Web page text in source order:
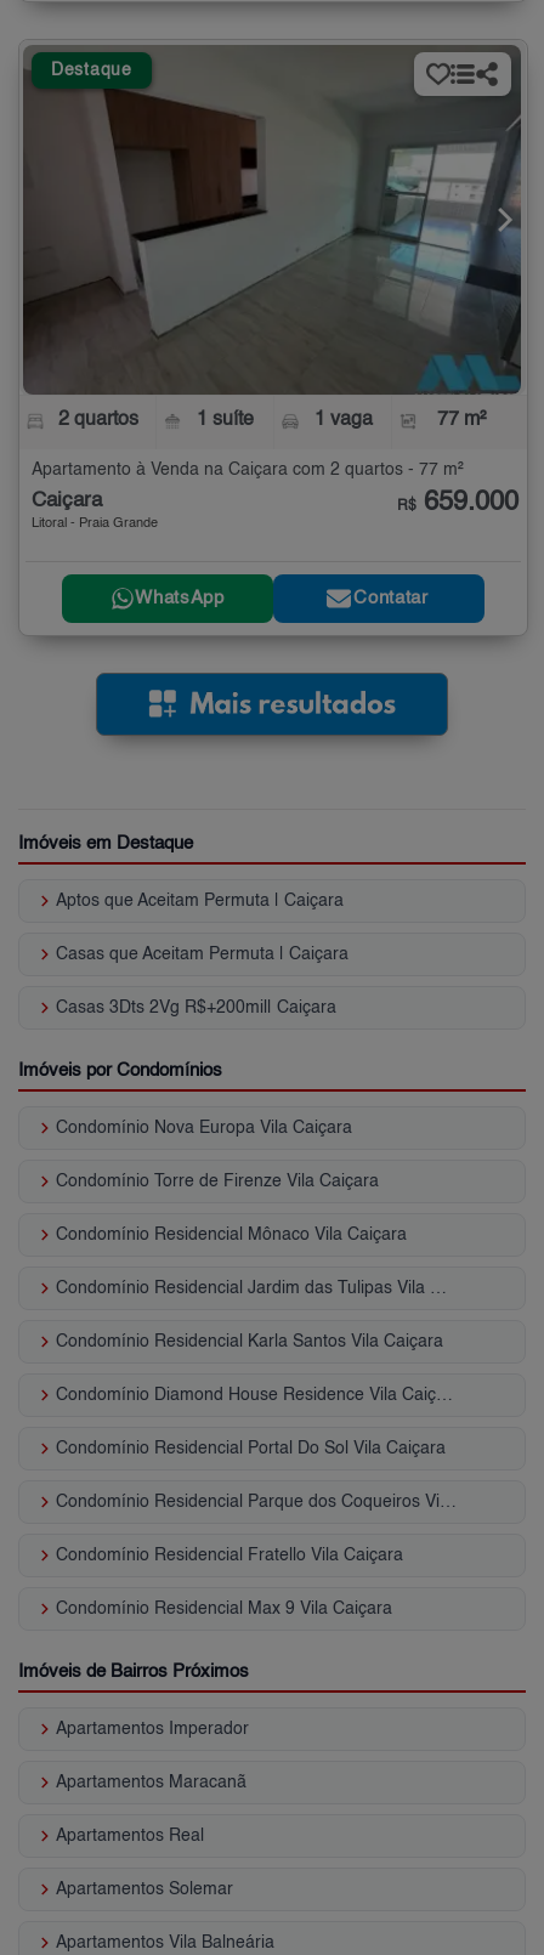
Destaque
2 quartos 1 suíte 1 vaga 77 m²
Apartamento à Venda na Caiçara com 2 quartos - 77 m²
Caiçara
Litoral - Praia Grande
R$ 659.000
WhatsApp Contatar
Imóveis em Destaque
keyboard_arrow_right Aptos que Aceitam Permuta | Caiçara
keyboard_arrow_right Casas que Aceitam Permuta | Caiçara
keyboard_arrow_right Casas 3Dts 2Vg R$+200mil| Caiçara
Imóveis por Condomínios
keyboard_arrow_right Condomínio Nova Europa Vila Caiçara
keyboard_arrow_right Condomínio Torre de Firenze Vila Caiçara
keyboard_arrow_right Condomínio Residencial Mônaco Vila Caiçara
keyboard_arrow_right Condomínio Residencial Jardim das Tulipas Vila Caiçara
keyboard_arrow_right Condomínio Residencial Karla Santos Vila Caiçara
keyboard_arrow_right Condomínio Diamond House Residence Vila Caiçara
keyboard_arrow_right Condomínio Residencial Portal Do Sol Vila Caiçara
keyboard_arrow_right Condomínio Residencial Parque dos Coqueiros Vila Caiçara
keyboard_arrow_right Condomínio Residencial Fratello Vila Caiçara
keyboard_arrow_right Condomínio Residencial Max 9 Vila Caiçara
Imóveis de Bairros Próximos
keyboard_arrow_right Apartamentos Imperador
keyboard_arrow_right Apartamentos Maracanã
keyboard_arrow_right Apartamentos Real
keyboard_arrow_right Apartamentos Solemar
keyboard_arrow_right Apartamentos Vila Balneária